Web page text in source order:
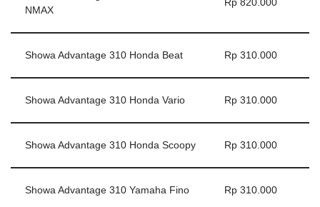
NMAX
Rp 820.000
Showa Advantage 310 Honda Beat Rp 310.000
Showa Advantage 310 Honda Vario Rp 310.000
Showa Advantage 310 Honda Scoopy Rp 310.000
Showa Advantage 310 Yamaha Fino Rp 310.000